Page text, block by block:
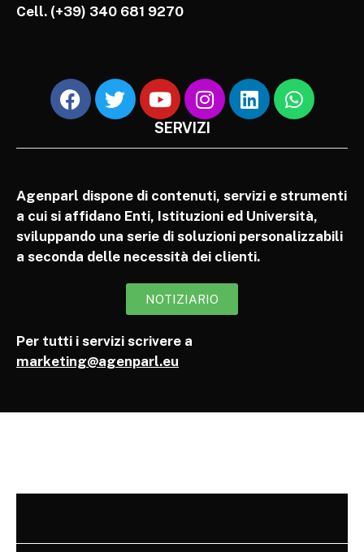
Cell. (+39) 340 681 9270
SERVIZI
Agenparl dispone di contenuti, servizi e strumenti
a cui si affidano Enti, Istituzioni ed Università,
sviluppando una serie di soluzioni personalizzabili
a seconda delle necessità dei clienti.
NOTIZIARIO
Per tutti i servizi scrivere a
marketing@agenparl.eu